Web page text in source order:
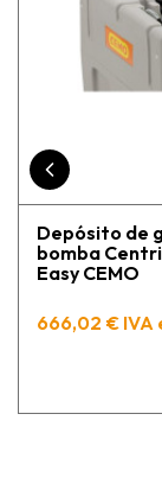
vuelto a comprar,
pedidos en proceso
Depósito de
bomba Centri
Easy CEMO
666,02 € IVA